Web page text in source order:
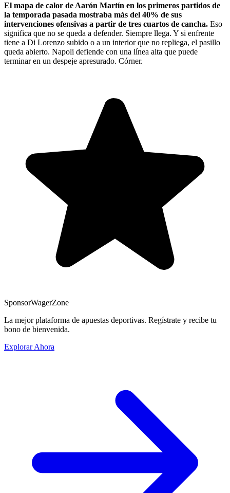
El mapa de calor de Aarón Martín en los primeros partidos de
la temporada pasada mostraba más del 40% de sus
intervenciones ofensivas a partir de tres cuartos de cancha. Eso
significa que no se queda a defender. Siempre llega. Y si enfrente
tiene a Di Lorenzo subido o a un interior que no repliega, el pasillo
queda abierto. Napoli defiende con una línea alta que puede
terminar en un despeje apresurado. Córner.
SponsorWagerZone
La mejor plataforma de apuestas deportivas. Regístrate y recibe tu
bono de bienvenida.
Explorar Ahora